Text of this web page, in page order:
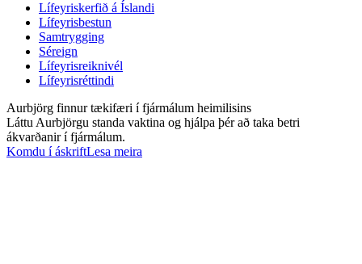
Lífeyriskerfið á Íslandi
Lífeyrisbestun
Samtrygging
Séreign
Lífeyrisreiknivél
Lífeyrisréttindi
Aurbjörg finnur tækifæri í fjármálum heimilisins
Láttu Aurbjörgu standa vaktina og hjálpa þér að taka betri
ákvarðanir í fjármálum.
Komdu í áskriftLesa meira